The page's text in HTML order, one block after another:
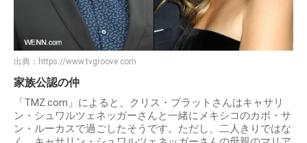
出典： https://www.tvgroove.com
家族公認の仲
「TMZ.com」によると、クリス・プラットさんはキャサリ
ン・シュワルツェネッガーさんと一緒にメキシコのカボ・サ
ン・ルーカスで過ごしたそうです。ただし、二人きりではな